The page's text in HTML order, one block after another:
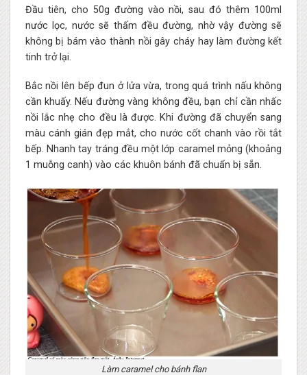
Đầu tiên, cho 50g đường vào nồi, sau đó thêm 100ml
nước lọc, nước sẽ thấm đều đường, nhờ vậy đường sẽ
không bị bám vào thành nồi gây cháy hay làm đường kết
tinh trở lại.
Bắc nồi lên bếp đun ở lửa vừa, trong quá trình nấu không
cần khuấy. Nếu đường vàng không đều, bạn chỉ cần nhấc
nồi lắc nhẹ cho đều là được. Khi đường đã chuyển sang
màu cánh gián đẹp mắt, cho nước cốt chanh vào rồi tắt
bếp. Nhanh tay tráng đều một lớp caramel mỏng (khoảng
1 muỗng canh) vào các khuôn bánh đã chuẩn bị sẵn.
Làm caramel cho bánh flan